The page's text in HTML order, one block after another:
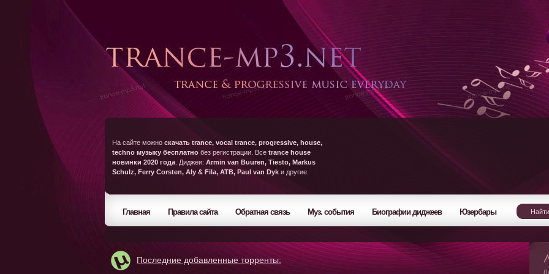
На сайте можно скачать trance, vocal trance, progressive, house,
techno музыку бесплатно без регистрации. Все trance house
новинки 2020 года . Диджеи: Armin van Buuren, Tiesto, Markus
Schulz, Ferry Corsten, Aly & Fila, ATB, Paul van Dyk и другие.
Главная Правила сайта Обратная связь Муз. события Биографии диджеев Юзербары
Последние добавленные торренты: